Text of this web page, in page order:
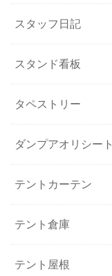
スタッフ日記
スタンド看板
タペストリー
ダンプアオリシート
テントカーテン
テント倉庫
テント屋根